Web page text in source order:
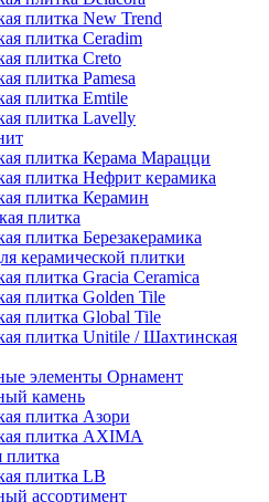
плитка New Trend
плитка Ceradim
плитка Creto
плитка Pamesa
плитка Emtile
плитка Lavelly
плитка Керама Марацци
плитка Нефрит керамика
плитка Керамин
плитка
плитка Березакерамика
керамической плитки
плитка Gracia Ceramica
плитка Golden Tile
плитка Global Tile
плитка Unitile / Шахтинская
элементы Орнамент
камень
плитка Азори
плитка AXIMA
плитка
плитка LB
ассортимент